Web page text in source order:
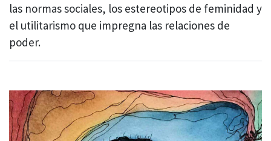
las normas sociales, los estereotipos de feminidad y
el utilitarismo que impregna las relaciones de
poder.